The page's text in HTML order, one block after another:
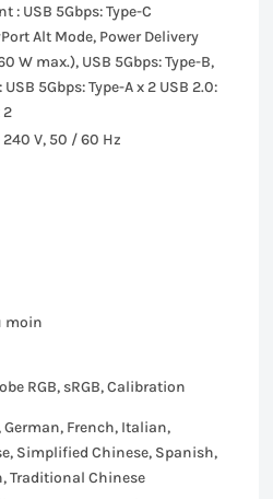
: USB 5Gbps: Type-C
Alt Mode, Power Delivery
W max.), USB 5Gbps: Type-B,
USB 5Gbps: Type-A x 2 USB 2.0:
2
240 V, 50 / 60 Hz
moin
RGB, sRGB, Calibration
German, French, Italian,
Simplified Chinese, Spanish,
Traditional Chinese